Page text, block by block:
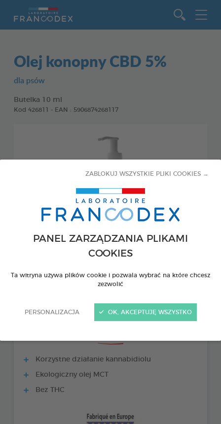
PANEL ZARZĄDZANIA PLIKAMI
COOKIES
Ta witryna używa plików cookie i pozwala wybrać na które chcesz
zezwolić
PERSONALIZACJA
ZABLOKUJ WSZYSTKIE PLIKI COOKIES →
OK, AKCEPTUJĘ WSZYSTKO
Olej konopny CBD 5%
dla psów
Butelka 10 ml
Kod 426811 - EAN : 5906874268117
Korzystne działanie kannabidiolu
Ekologiczny olej MCT
Bez THC